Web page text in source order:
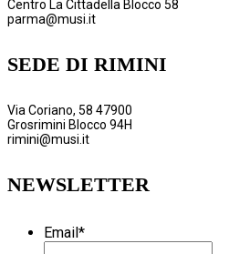
Centro La Cittadella Blocco 58
parma@musi.it
SEDE DI RIMINI
Via Coriano, 58 47900
Grosrimini Blocco 94H
rimini@musi.it
NEWSLETTER
Email*